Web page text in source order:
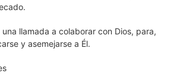
llamada a colaborar con Dios, para,
y asemejarse a Él.